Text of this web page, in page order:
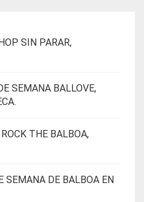
SIN PARAR,
SEMANA BALLOVE,
THE BALBOA,
SEMANA DE BALBOA EN